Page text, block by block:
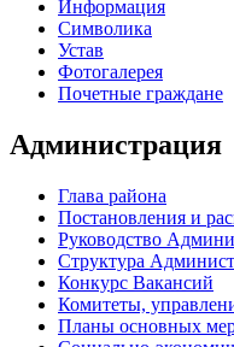
Информация
Символика
Устав
Фотогалерея
Почетные граждане
Администрация
Глава района
Постановления и
Руководство
Структура
Конкурс Вакансий
Комитеты,
Планы основных